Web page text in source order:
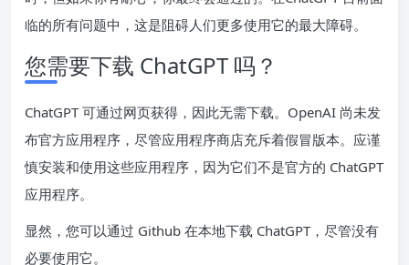
临的所有问题中，这是阻碍人们更多使用它的最大障碍。
您需要下载 ChatGPT 吗？
ChatGPT 可通过网页获得 ，因此无需下载。OpenAI 尚未发
布官方应用程序，尽管应用程序商店充斥着假冒版本。应谨
慎安装和使用这些应用程序，因为它们不是官方的 ChatGPT
应用程序。
显然，您可以通过 Github 在本地下载 ChatGPT，尽管没有
必要使用它。